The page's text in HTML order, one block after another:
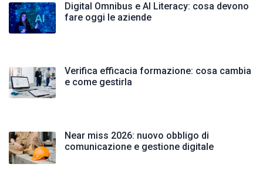
Digital Omnibus e AI Literacy: cosa devono
fare oggi le aziende
Verifica efficacia formazione: cosa cambia
e come gestirla
Near miss 2026: nuovo obbligo di
comunicazione e gestione digitale